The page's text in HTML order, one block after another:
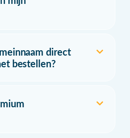
direct
bestellen?